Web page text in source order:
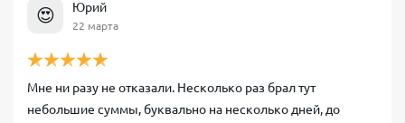
😍 Юрий
22 марта
Мне ни разу не отказали. Несколько раз брал тут
небольшие суммы, буквально на несколько дней, до